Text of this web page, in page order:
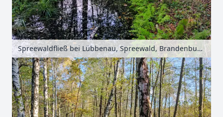
Spreewaldfließ bei Lübbenau, Spreewald, Brandenburg, Deutschland